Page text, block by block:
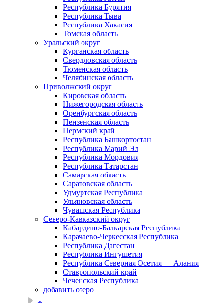
Республика Бурятия
Республика Тыва
Республика Хакасия
Томская область
Уральский округ
Курганская область
Свердловская область
Тюменская область
Челябинская область
Приволжский округ
Кировская область
Нижегородская область
Оренбургская область
Пензенская область
Пермский край
Республика Башкортостан
Республика Марий Эл
Республика Мордовия
Республика Татарстан
Самарская область
Саратовская область
Удмуртская Республика
Ульяновская область
Чувашская Республика
Северо-Кавказский округ
Кабардино-Балкарская Республика
Карачаево-Черкесская Республика
Республика Дагестан
Республика Ингушетия
Республика Северная Осетия — Алания
Ставропольский край
Чеченская Республика
добавить озеро